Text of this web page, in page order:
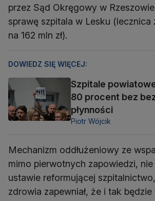
przez Sąd Okręgowy w
sprawę szpitala w Lesku (lecznica
na 162 mln zł).
DOWIEDZ SIĘ WIĘCEJ:
Szpitale
80 procent bez
płynności
Piotr Wójcik
Mechanizm oddłużeniowy ze
mimo pierwotnych zapowiedzi, nie
ustawie reformującej
zdrowia zapewniał, że i tak